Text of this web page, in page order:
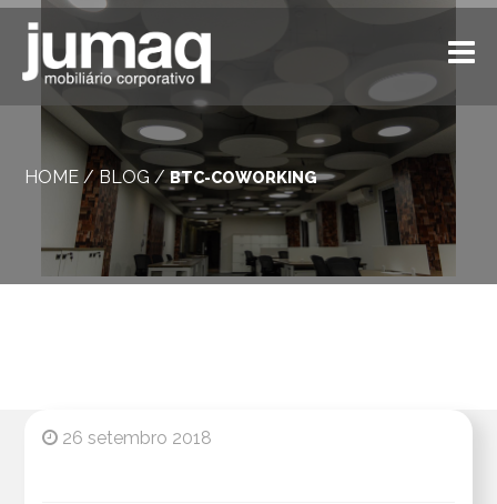
HOME /BLOG /BTC-COWORKING
26 setembro 2018